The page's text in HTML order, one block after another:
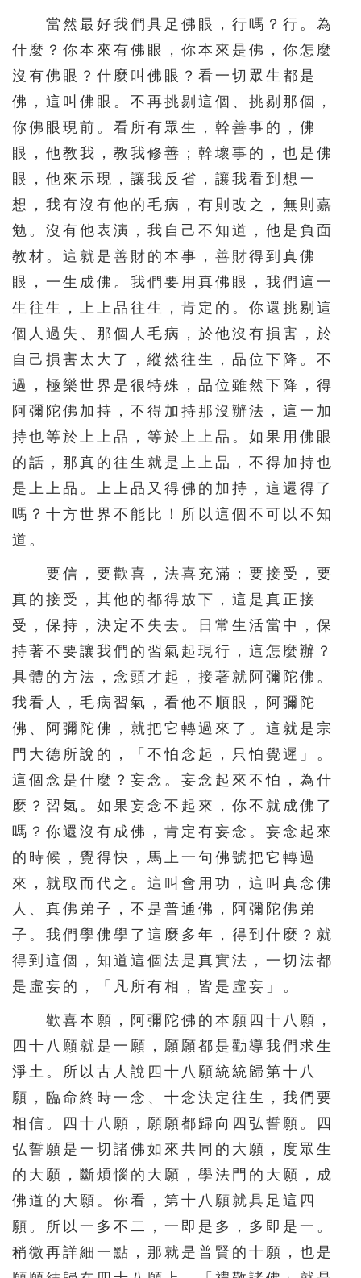
當然最好我們具足佛眼，行嗎？行。為
什麼？你本來有佛眼，你本來是佛，你怎麼
沒有佛眼？什麼叫佛眼？看一切眾生都是
佛，這叫佛眼。不再挑剔這個、挑剔那個，
你佛眼現前。看所有眾生，幹善事的，佛
眼，他教我，教我修善；幹壞事的，也是佛
眼，他來示現，讓我反省，讓我看到想一
想，我有沒有他的毛病，有則改之，無則嘉
勉。沒有他表演，我自己不知道，他是負面
教材。這就是善財的本事，善財得到真佛
眼，一生成佛。我們要用真佛眼，我們這一
生往生，上上品往生，肯定的。你還挑剔這
個人過失、那個人毛病，於他沒有損害，於
自己損害太大了，縱然往生，品位下降。不
過，極樂世界是很特殊，品位雖然下降，得
阿彌陀佛加持，不得加持那沒辦法，這一加
持也等於上上品，等於上上品。如果用佛眼
的話，那真的往生就是上上品，不得加持也
是上上品。上上品又得佛的加持，這還得了
嗎？十方世界不能比！所以這個不可以不知
道。
要信，要歡喜，法喜充滿；要接受，要
真的接受，其他的都得放下，這是真正接
受，保持，決定不失去。日常生活當中，保
持著不要讓我們的習氣起現行，這怎麼辦？
具體的方法，念頭才起，接著就阿彌陀佛。
我看人，毛病習氣，看他不順眼，阿彌陀
佛、阿彌陀佛，就把它轉過來了。這就是宗
門大德所說的，「不怕念起，只怕覺遲」。
這個念是什麼？妄念。妄念起來不怕，為什
麼？習氣。如果妄念不起來，你不就成佛了
嗎？你還沒有成佛，肯定有妄念。妄念起來
的時候，覺得快，馬上一句佛號把它轉過
來，就取而代之。這叫會用功，這叫真念佛
人、真佛弟子，不是普通佛，阿彌陀佛弟
子。我們學佛學了這麼多年，得到什麼？就
得到這個，知道這個法是真實法，一切法都
是虛妄的，「凡所有相，皆是虛妄」。
歡喜本願，阿彌陀佛的本願四十八願，
四十八願就是一願，願願都是勸導我們求生
淨土。所以古人說四十八願統統歸第十八
願，臨命終時一念、十念決定往生，我們要
相信。四十八願，願願都歸向四弘誓願。四
弘誓願是一切諸佛如來共同的大願，度眾生
的大願，斷煩惱的大願，學法門的大願，成
佛道的大願。你看，第十八願就具足這四
願。所以一多不二，一即是多，多即是一。
稍微再詳細一點，那就是普賢的十願，也是